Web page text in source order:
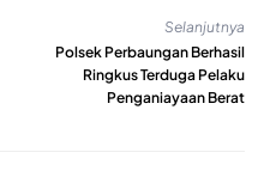
Selanjutnya
Polsek Perbaungan Berhasil
Ringkus Terduga Pelaku
Penganiayaan Berat